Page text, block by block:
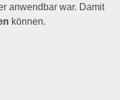
anwendbar war. Damit
können.